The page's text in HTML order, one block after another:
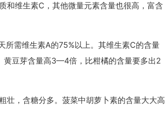
和维生素C，其他微量元素含量也很高，富含
需维生素A的75%以上。其维生素C的含量
黄豆芽含量高3—4倍，比柑橘的含量要多出2
壮，含糖分多。菠菜中胡萝卜素的含量大大高